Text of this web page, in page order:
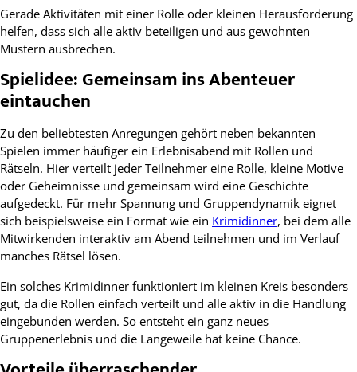
Gerade Aktivitäten mit einer Rolle oder kleinen Herausforderung
helfen, dass sich alle aktiv beteiligen und aus gewohnten
Mustern ausbrechen.​
Spielidee: Gemeinsam ins Abenteuer
eintauchen
Zu den beliebtesten Anregungen gehört neben bekannten
Spielen immer häufiger ein Erlebnisabend mit Rollen und
Rätseln. Hier verteilt jeder Teilnehmer eine Rolle, kleine Motive
oder Geheimnisse und gemeinsam wird eine Geschichte
aufgedeckt. Für mehr Spannung und Gruppendynamik eignet
sich beispielsweise ein Format wie ein Krimidinner, bei dem alle
Mitwirkenden interaktiv am Abend teilnehmen und im Verlauf
manches Rätsel lösen.
Ein solches Krimidinner funktioniert im kleinen Kreis besonders
gut, da die Rollen einfach verteilt und alle aktiv in die Handlung
eingebunden werden. So entsteht ein ganz neues
Gruppenerlebnis und die Langeweile hat keine Chance.